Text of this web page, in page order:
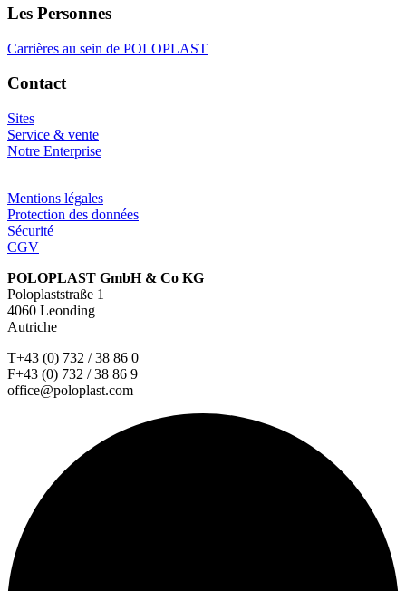
Les Personnes
Carrières au sein de POLOPLAST
Contact
Sites
Service & vente
Notre Enterprise
Mentions légales
Protection des données
Sécurité
CGV
POLOPLAST GmbH & Co KG
Poloplaststraße 1
4060 Leonding
Autriche
T+43 (0) 732 / 38 86 0
F+43 (0) 732 / 38 86 9
office@poloplast.com